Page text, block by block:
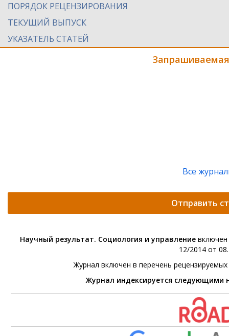
ПОРЯДОК РЕЦЕНЗИРОВАНИЯ
ТЕКУЩИЙ ВЫПУСК
УКАЗАТЕЛЬ СТАТЕЙ
Все
Отправить
Научный результат. Социология и управление
12/2014 от
Журнал включен в перечень
Журнал индексируется